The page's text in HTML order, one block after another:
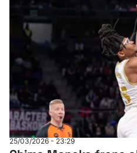
25/03/2026 - 23:29